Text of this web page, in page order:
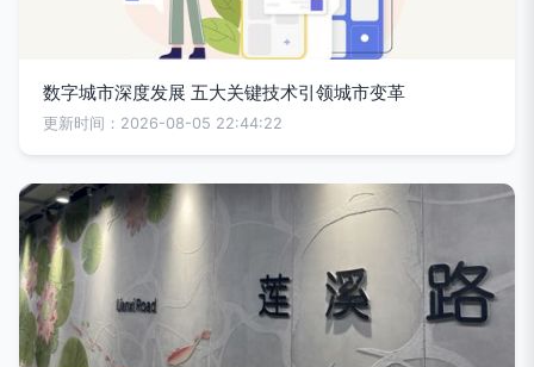
数字城市深度发展 五大关键技术引领城市变革
更新时间：2026-08-05 22:44:22